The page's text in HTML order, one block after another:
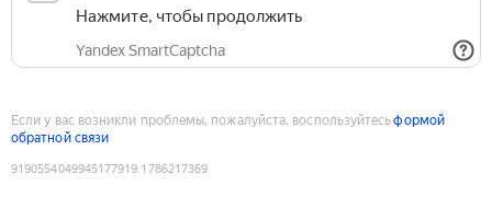
Нажмите, чтобы продолжить
Yandex SmartCaptcha
Если у вас возникли проблемы, пожалуйста, воспользуйтесьформой
обратной связи
9190554049945177919:1786217369